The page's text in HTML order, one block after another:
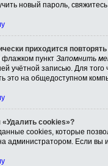
новый пароль,
приходится
пункт Запомнить
учётной записью. Для
это на общедоступном
cookies»?
cookies, которые
администратором. Если